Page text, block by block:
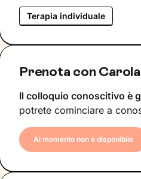
Terapia individuale
Prenota con
Il colloquio conoscitivo è
potrete cominciare a
Al momento non è disponibile